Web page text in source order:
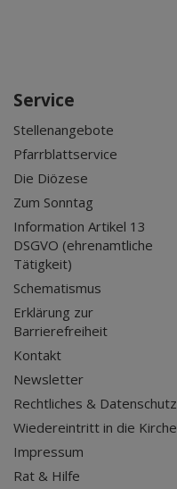
Service
Stellenangebote
Pfarrblattservice
Die Diözese
Zum Sonntag
Information Artikel 13
DSGVO (ehrenamtliche
Tätigkeit)
Schematismus
Erklärung zur
Barrierefreiheit
Kontakt
Newsletter
Rechtliches & Datenschutz
Wiedereintritt in die Kirche
Impressum
Rat & Hilfe